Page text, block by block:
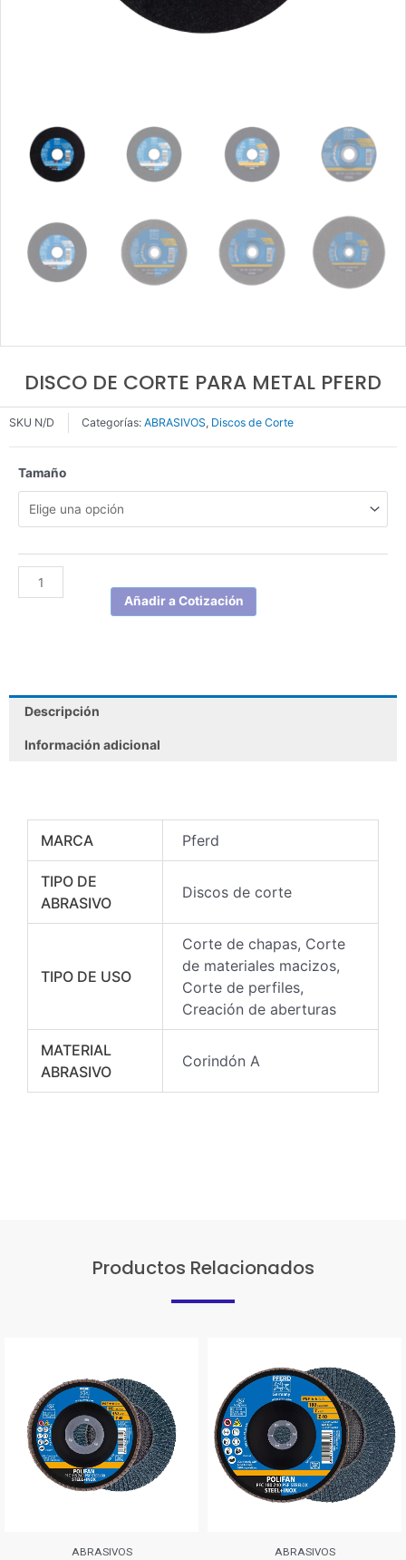
DISCO DE CORTE PARA METAL PFERD
SKU N/D Categorías: ABRASIVOS, Discos de Corte
Tamaño
DISCO
DE
CORTE
PARA
PFERD
cantidad
Añadir a Cotización
Descripción
Información adicional
MARCA Pferd
TIPO DE
ABRASIVO
Discos de corte
TIPO DE USO
Corte de chapas, Corte
de materiales macizos,
Corte de perfiles,
Creación de aberturas
MATERIAL
ABRASIVO
Corindón A
Productos Relacionados
ABRASIVOS ABRASIVOS